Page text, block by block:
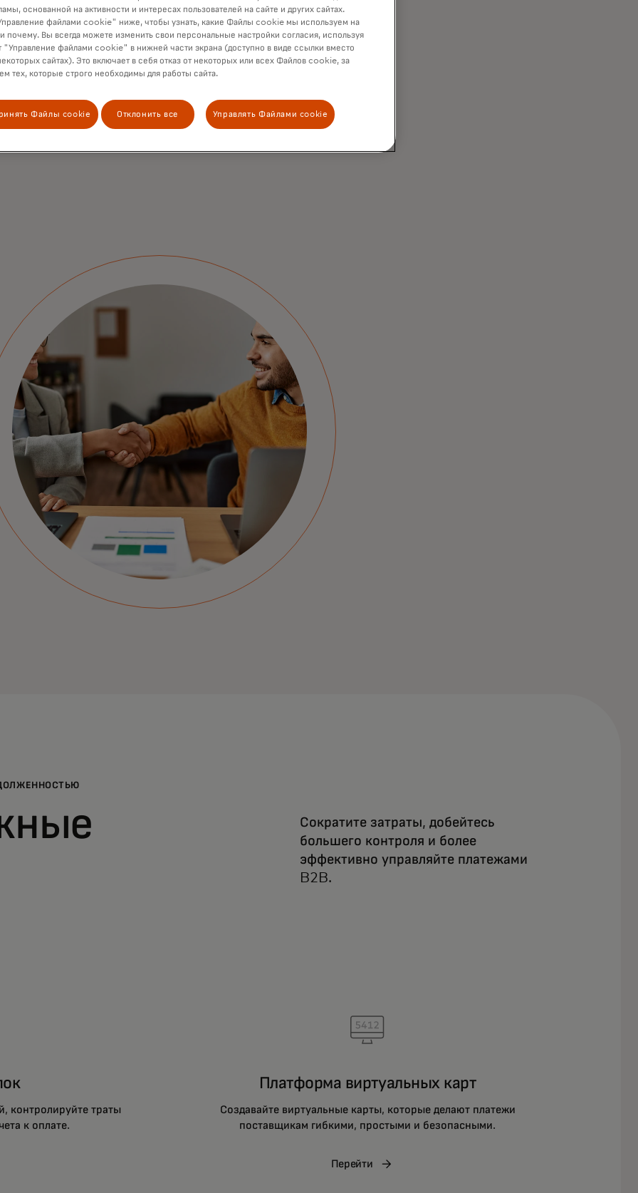
позволяют проводить автоматическую сверку.
Сократите затраты, добейтесь
большего контроля и более
эффективно управляйте платежами
B2B.
контролируйте траты
к оплате.
Платформа виртуальных карт
Создавайте виртуальные карты, которые делают платежи
поставщикам гибкими, простыми и безопасными.
Перейти
основанной на активности и интересах пользователей на сайте и других сайтах.
файлами cookie" ниже, чтобы узнать, какие Файлы cookie мы используем на
почему. Вы всегда можете изменить свои персональные настройки согласия, используя
"Управление файлами cookie" в нижней части экрана (доступно в виде ссылки вместо
сайтах). Это включает в себя отказ от некоторых или всех Файлов cookie, за
тех, которые строго необходимы для работы сайта.
Файлы cookie Отклонить все Управлять Файлами cookie